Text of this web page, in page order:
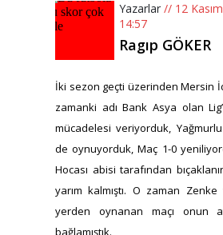
Yazarlar // 12
14:57
Ragıp GÖKER
İki sezon geçti üzerinden Mersin
zamanki adı Bank Asya olan
mücadelesi veriyorduk,
de oynuyorduk, Maç 1-0
Hocası abisi tarafından
yarım kalmıştı. O zaman Zenke
yerden oynanan maçı onun